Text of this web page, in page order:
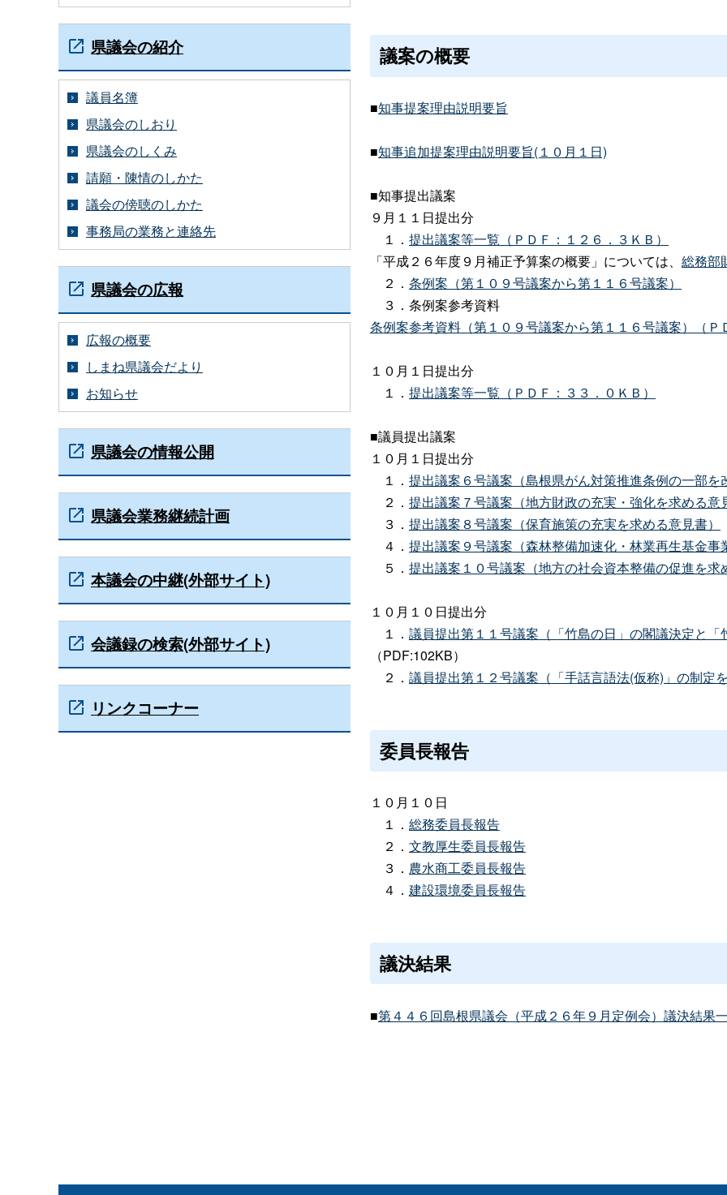
議案の概要
■知事提案理由説明要旨
■知事追加提案理由説明要旨(１０月１日)
■知事提出議案
９月１１日提出分
１． 提出議案等一覧（ＰＤＦ：１２６．３ＫＢ）
「平成２６年度９月補正予算案の概要」については、 総務部
２． 条例案（第１０９号議案から第１１６号議案）
３．条例案参考資料
条例案参考資料（第１０９号議案から第１１６号議案）（Ｐ
１０月１日提出分
１． 提出議案等一覧（ＰＤＦ：３３．０ＫＢ）
■議員提出議案
１０月１日提出分
１． 提出議案６号議案（島根県がん対策推進条例の一部を
２． 提出議案７号議案（地方財政の充実・強化を求める意
３． 提出議案８号議案（保育施策の充実を求める意見書）
４． 提出議案９号議案（森林整備加速化・林業再生基金
５． 提出議案１０号議案（地方の社会資本整備の促進を求
１０月１０日提出分
１． 議員提出第１１号議案（「竹島の日」の閣議決定と
（PDF:102KB）
２． 議員提出第１２号議案（「手話言語法(仮称)」の制定
委員長報告
１０月１０日
１． 総務委員長報告
２． 文教厚生委員長報告
３． 農水商工委員長報告
４． 建設環境委員長報告
議決結果
■第４４６回島根県議会（平成２６年９月定例会）議決結果
県議会の紹介
議員名簿
県議会のしおり
県議会のしくみ
請願・陳情のしかた
議会の傍聴のしかた
事務局の業務と連絡先
県議会の広報
広報の概要
しまね県議会だより
お知らせ
県議会の情報公開
県議会業務継続計画
本議会の中継(外部サイト)
会議録の検索(外部サイト)
リンクコーナー